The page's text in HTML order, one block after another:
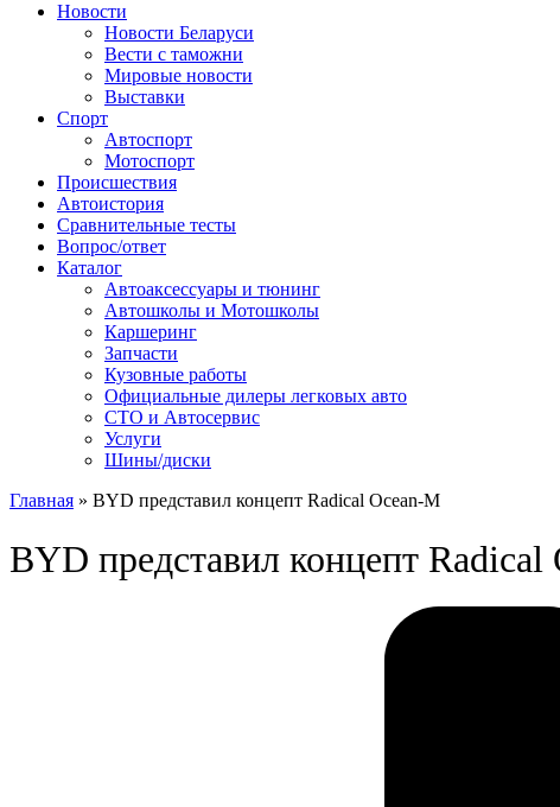
Сайт про автомобили
Новости
Новости Беларуси
Вести с таможни
Мировые новости
Выставки
Спорт
Автоспорт
Мотоспорт
Происшествия
Автоистория
Сравнительные тесты
Вопрос/ответ
Каталог
Автоакcессуары и тюнинг
Автошколы и Мотошколы
Каршеринг
Запчасти
Кузовные работы
Официальные дилеры легковых авто
СТО и Автосервис
Услуги
Шины/диски
Главная » BYD представил концепт Radical Ocean-M
BYD представил концепт Radical